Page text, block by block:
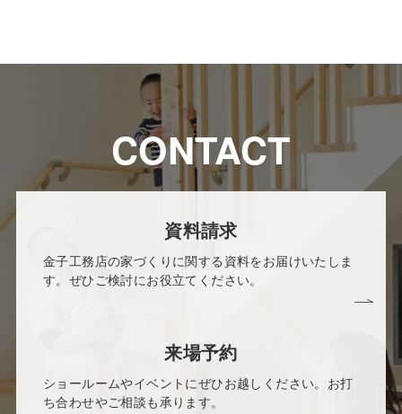
CONTACT
資料請求
金子工務店の家づくりに関する資料をお届けいたしま
す。ぜひご検討にお役立てください。
来場予約
ショールームやイベントにぜひお越しください。お打
ち合わせやご相談も承ります。